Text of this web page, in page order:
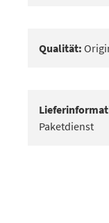
Qualität:
Paketdienst